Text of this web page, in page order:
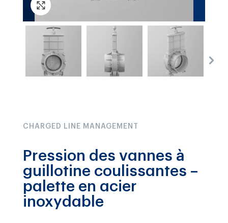
CHARGED LINE MANAGEMENT
Pression des vannes à
guillotine coulissantes –
palette en acier
inoxydable